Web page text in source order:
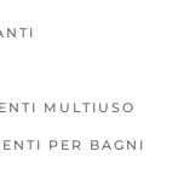
MULTIUSO
PER BAGNI